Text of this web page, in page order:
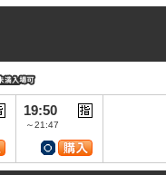
19:50
～21:47